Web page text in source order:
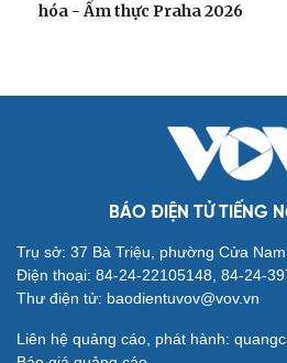
hóa - Ẩm thực Praha 2026
BÁO ĐIỆN TỬ TIẾNG
Trụ sở: 37 Bà Triệu, phường Cửa
Điện thoại: 84-24-22105148, 84-24-
Thư điện tử: baodientuvov@vov.vn
Liên hệ quảng cáo, phát hành: